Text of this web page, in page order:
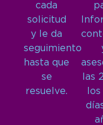
cada
solicitud
y le da
seguimiento
hasta que
se
resuelve.
las